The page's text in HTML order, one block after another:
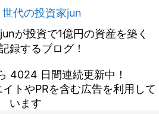
世代の投資家jun
が投資で1億円の資産を築く
録するブログ！
4024 日間連続更新中！
トやPRを含む広告を利用して
います